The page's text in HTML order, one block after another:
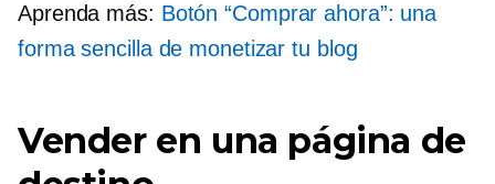
Aprenda más: Botón “Comprar ahora”: una
forma sencilla de monetizar tu blog
Vender en una página de